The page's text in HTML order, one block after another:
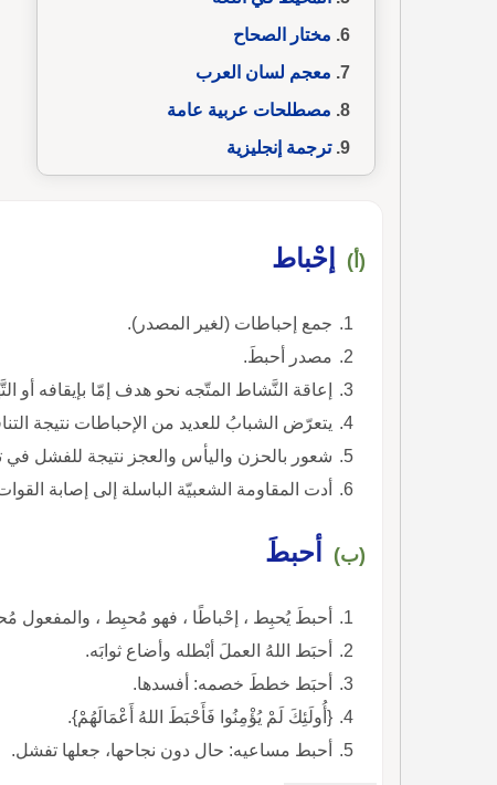
مختار الصحاح
معجم لسان العرب
مصطلحات عربية عامة
ترجمة إنجليزية
(أ) إحْباط
جمع إحباطات (لغير المصدر).
مصدر أحبطَ.
إعاقة النَّشاط المتّجه نحو هدف إمّا بإيقافه أو
يتعرّض الشبابُ للعديد من الإحباطات نتيجة
شعور بالحزن واليأس والعجز نتيجة للفشل
أدت المقاومة الشعبيّة الباسلة إلى إصابة
(ب) أحبطَ
أحبطَ يُحبِط ، إحْباطًا ، فهو مُحبِط ، والمفعول
أحبَط اللهُ العملَ أبْطله وأضاع ثوابَه.
أحبَط خططَ خصمه: أفسدها.
{أُولَئِكَ لَمْ يُؤْمِنُوا فَأَحْبَطَ اللهُ أَعْمَالَهُمْ}.
أحبط مساعيه: حال دون نجاحها، جعلها تفشل.